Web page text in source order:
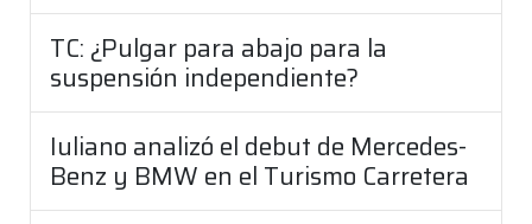
TC: ¿Pulgar para abajo para la
suspensión independiente?
Iuliano analizó el debut de Mercedes-
Benz y BMW en el Turismo Carretera